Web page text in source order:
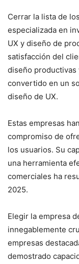
Cerrar la lista de
especializada en
UX​ y diseño⁢ de
satisfacción del
diseño⁣ productivas
convertido en un
⁤diseño de UX.
Estas empresas
compromiso de
los‍ usuarios. Su
una herramienta
comerciales ​ha
2025.
Elegir la ‍empresa
innegablemente
empresas
demostrado